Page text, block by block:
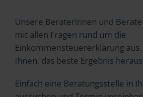
Unsere Beraterinnen und
mit allen Fragen rund um die
Einkommensteuererklärung
Ihnen, das beste Ergebnis
Einfach eine Beratungsstelle in